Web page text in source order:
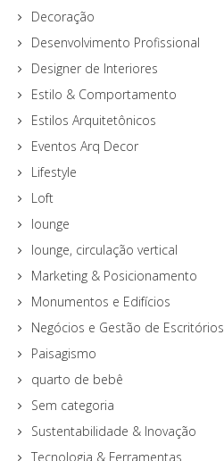
Decoração
Desenvolvimento Profissional
Designer de Interiores
Estilo & Comportamento
Estilos Arquitetônicos
Eventos Arq Decor
Lifestyle
Loft
lounge
lounge, circulação vertical
Marketing & Posicionamento
Monumentos e Edifícios
Negócios e Gestão de Escritórios
Paisagismo
quarto de bebê
Sem categoria
Sustentabilidade & Inovação
Tecnologia & Ferramentas